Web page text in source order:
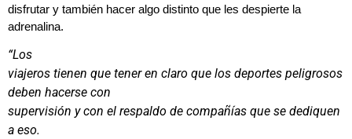
disfrutar y también hacer algo distinto que les despierte la
adrenalina.
“Los
viajeros tienen que tener en claro que los deportes peligrosos
deben hacerse con
supervisión y con el respaldo de compañías que se dediquen
a eso.